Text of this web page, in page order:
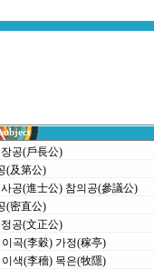
subject
공(戶長公)
(及第公)
공(進士公) 참의공(參議公)
(密直公)
공(文正公)
곡(李穀) 가정(稼亭)
색(李穡) 목은(牧隱)